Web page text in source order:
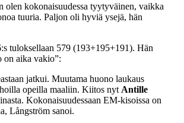
olen kokonaisuudessa tyytyväinen, vaikka
tuuria. Paljon oli hyviä ysejä, hän
tuloksellaan 579 (193+195+191). Hän
on aika vakio”:
jatkui. Muutama huono laukaus
opeilla maaliin. Kiitos nyt Antille
Kokonaisuudessaan EM-kisoissa on
Långström sanoi.